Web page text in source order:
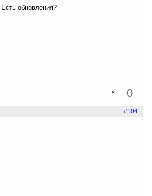
обновления?
0
#104